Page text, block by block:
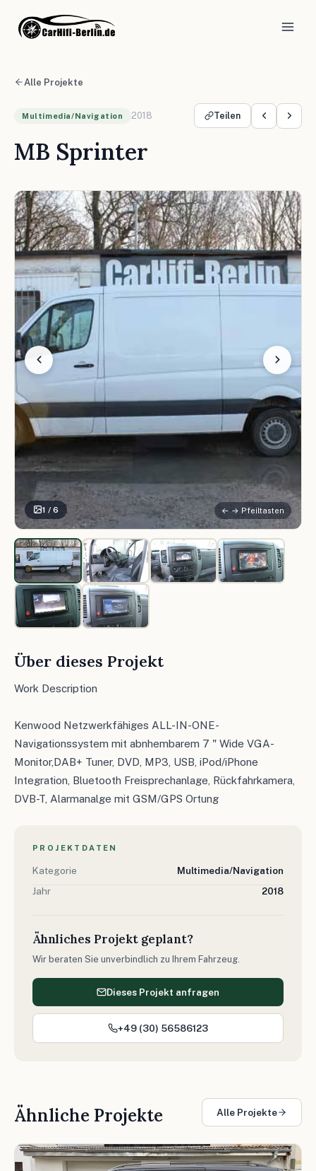
Alle Projekte
Multimedia/Navigation 2018 Teilen
MB Sprinter
1 / 6 ← → Pfeiltasten
Über dieses Projekt
Work Description
Kenwood Netzwerkfähiges ALL-IN-ONE-
Navigationssystem mit abnhembarem 7 " Wide VGA-
Monitor,DAB+ Tuner, DVD, MP3, USB, iPod/iPhone
Integration, Bluetooth Freisprechanlage, Rückfahrkamera,
DVB-T, Alarmanalge mit GSM/GPS Ortung
PROJEKTDATEN
Kategorie
Multimedia/Navigation
Jahr
2018
Ähnliches Projekt geplant?
Wir beraten Sie unverbindlich zu Ihrem Fahrzeug.
Dieses Projekt anfragen
+49 (30) 56586123
Ähnliche Projekte Alle Projekte